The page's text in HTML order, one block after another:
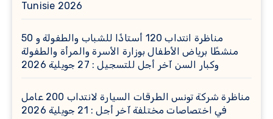
Tunisie 2026
مناظرة انتداب 120 أستاذًا للشباب والطفولة و 50
منشطًا برياض الأطفال بوزارة الأسرة والمرأة والطفولة
وكبار السن آخر أجل للتسجيل : 27 جويلية 2026
مناظرة شركة تونس الطرقات السيارة لانتداب 200 عامل
في اختصاصات مختلفة آخر أجل : 21 جويلية 2026